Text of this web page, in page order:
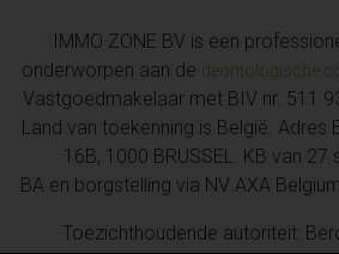
IMMO ZONE BV is een
onderworpen aan de deontologische
Vastgoedmakelaar met BIV nr. 511
Land van toekenning is België. Adres
16B, 1000 BRUSSEL. KB van
BA en borgstelling via NV AXA
Toezichthoudende autoriteit: